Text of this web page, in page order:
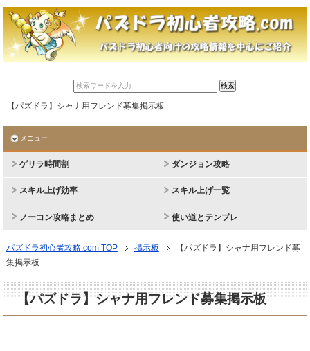
【パズドラ】シャナ用フレンド募集掲示板
メニュー
ゲリラ時間割 ダンジョン攻略
スキル上げ効率 スキル上げ一覧
ノーコン攻略まとめ 使い道とテンプレ
パズドラ初心者攻略.com TOP 掲示板
【パズドラ】シャナ用フレンド募
集掲示板
【パズドラ】シャナ用フレンド募集掲示板